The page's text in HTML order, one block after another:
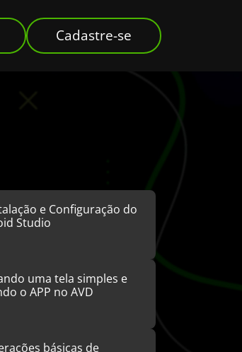
Cadastre-se
e Configuração do
Studio
uma tela simples e
o APP no AVD
básicas de